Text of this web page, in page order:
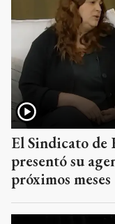
El Sindicato de
presentó su
próximos meses